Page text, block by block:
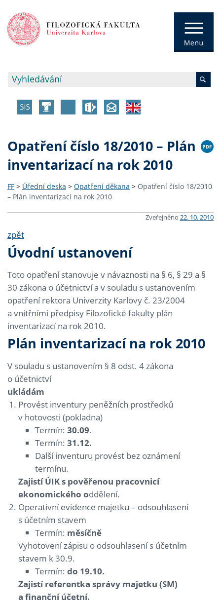
Opatření číslo 18/2010 – Plán
inventarizací na rok 2010
FF > Úřední deska > Opatření děkana > Opatření číslo 18/2010
– Plán inventarizací na rok 2010
Zveřejněno 22. 10. 2010
zpět
Úvodní ustanovení
Toto opatření stanovuje v návaznosti na § 6, § 29 a §
30 zákona o účetnictví a v souladu s ustanovením
opatření rektora Univerzity Karlovy č. 23/2004
a vnitřními předpisy Filozofické fakulty plán
inventarizací na rok 2010.
Plán inventarizací na rok 2010
V souladu s ustanovením § 8 odst. 4 zákona
o účetnictví
ukládám
Provést inventury peněžních prostředků
v hotovosti (pokladna)
Termín: 30.09.
Termín: 31.12.
Další inventuru provést bez oznámení
termínu.
Zajistí ÚIK s pověřenou pracovnicí
ekonomického oddělení.
Operativní evidence majetku – odsouhlasení
s účetním stavem
Termín: měsíčně
Vyhotovení zápisu o odsouhlasení s účetním
stavem k 30.9.
Termín: do 19.10.
Zajistí referentka správy majetku (SM)
a finanční účetní.